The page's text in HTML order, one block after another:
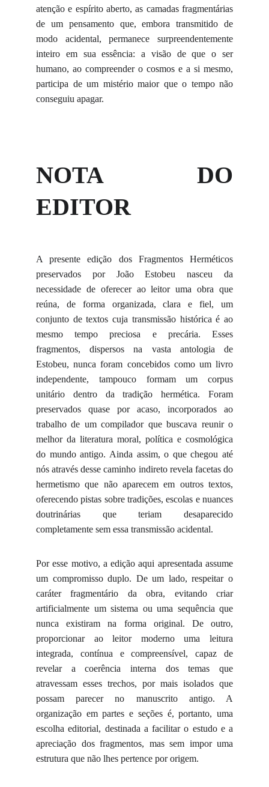
atenção e espírito aberto, as camadas fragmentárias
de um pensamento que, embora transmitido de
modo acidental, permanece surpreendentemente
inteiro em sua essência: a visão de que o ser
humano, ao compreender o cosmos e a si mesmo,
participa de um mistério maior que o tempo não
conseguiu apagar.
NOTA DO
EDITOR
A presente edição dos Fragmentos Herméticos
preservados por João Estobeu nasceu da
necessidade de oferecer ao leitor uma obra que
reúna, de forma organizada, clara e fiel, um
conjunto de textos cuja transmissão histórica é ao
mesmo tempo preciosa e precária. Esses
fragmentos, dispersos na vasta antologia de
Estobeu, nunca foram concebidos como um livro
independente, tampouco formam um corpus
unitário dentro da tradição hermética. Foram
preservados quase por acaso, incorporados ao
trabalho de um compilador que buscava reunir o
melhor da literatura moral, política e cosmológica
do mundo antigo. Ainda assim, o que chegou até
nós através desse caminho indireto revela facetas do
hermetismo que não aparecem em outros textos,
oferecendo pistas sobre tradições, escolas e nuances
doutrinárias que teriam desaparecido
completamente sem essa transmissão acidental.
Por esse motivo, a edição aqui apresentada assume
um compromisso duplo. De um lado, respeitar o
caráter fragmentário da obra, evitando criar
artificialmente um sistema ou uma sequência que
nunca existiram na forma original. De outro,
proporcionar ao leitor moderno uma leitura
integrada, contínua e compreensível, capaz de
revelar a coerência interna dos temas que
atravessam esses trechos, por mais isolados que
possam parecer no manuscrito antigo. A
organização em partes e seções é, portanto, uma
escolha editorial, destinada a facilitar o estudo e a
apreciação dos fragmentos, mas sem impor uma
estrutura que não lhes pertence por origem.